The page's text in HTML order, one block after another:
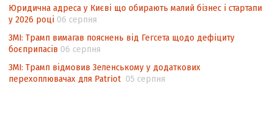
Юридична адреса у Києві що обирають малий бізнес і стартапи
у 2026 році 06 серпня
ЗМІ: Трамп вимагав пояснень від Гегсета щодо дефіциту
боєприпасів 06 серпня
ЗМІ: Трамп відмовив Зеленському у додаткових
перехоплювачах для Patriot 05 серпня